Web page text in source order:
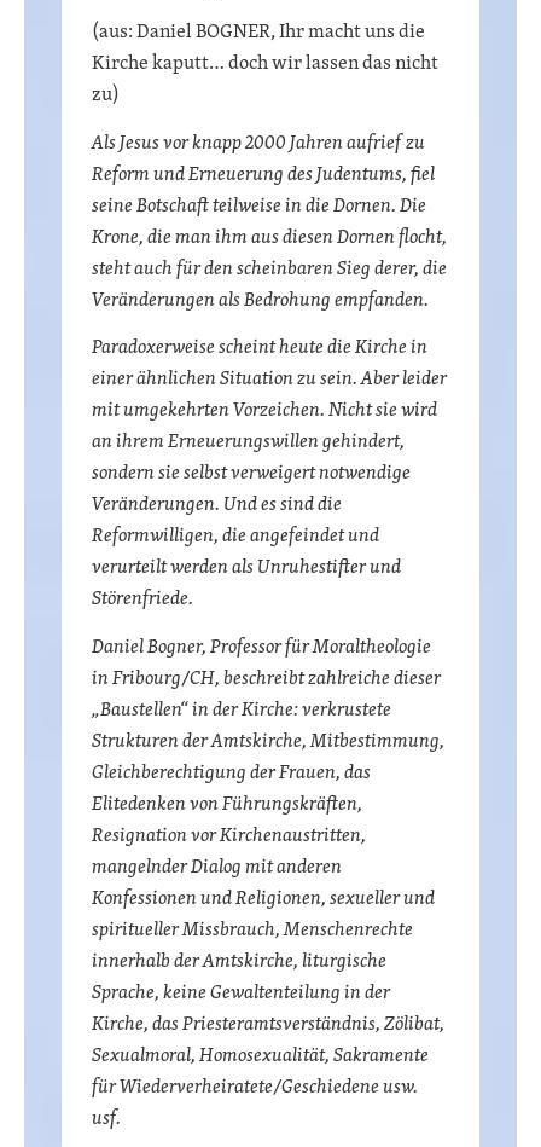
(aus: Daniel BOGNER, Ihr macht uns die
Kirche kaputt… doch wir lassen das nicht
zu)
Als Jesus vor knapp 2000 Jahren aufrief zu
Reform und Erneuerung des Judentums, fiel
seine Botschaft teilweise in die Dornen. Die
Krone, die man ihm aus diesen Dornen flocht,
steht auch für den scheinbaren Sieg derer, die
Veränderungen als Bedrohung empfanden.
Paradoxerweise scheint heute die Kirche in
einer ähnlichen Situation zu sein. Aber leider
mit umgekehrten Vorzeichen. Nicht sie wird
an ihrem Erneuerungswillen gehindert,
sondern sie selbst verweigert notwendige
Veränderungen. Und es sind die
Reformwilligen, die angefeindet und
verurteilt werden als Unruhestifter und
Störenfriede.
Daniel Bogner, Professor für Moraltheologie
in Fribourg/CH, beschreibt zahlreiche dieser
„Baustellen“ in der Kirche: verkrustete
Strukturen der Amtskirche, Mitbestimmung,
Gleichberechtigung der Frauen, das
Elitedenken von Führungskräften,
Resignation vor Kirchenaustritten,
mangelnder Dialog mit anderen
Konfessionen und Religionen, sexueller und
spiritueller Missbrauch, Menschenrechte
innerhalb der Amtskirche, liturgische
Sprache, keine Gewaltenteilung in der
Kirche, das Priesteramtsverständnis, Zölibat,
Sexualmoral, Homosexualität, Sakramente
für Wiederverheiratete/Geschiedene usw.
usf.